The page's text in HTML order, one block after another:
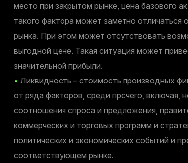
место при закрытом рынке, цена базового
такого фактора может заметно отличаться
рынка. При этом может отсутствовать
выгодной цене. Такая ситуация может
значительной прибыли.
• Ликвидность – стоимость производных
от ряда факторов, среди прочего, включая,
соотношения спроса и предложения,
коммерческих и торговых программ и
политических и экономических событий и
соответствующем рынке.